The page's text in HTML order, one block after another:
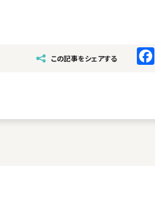
この記事をシェアする